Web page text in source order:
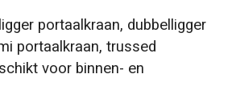
portaalkraan, dubbelligger
portaalkraan, trussed
voor binnen- en